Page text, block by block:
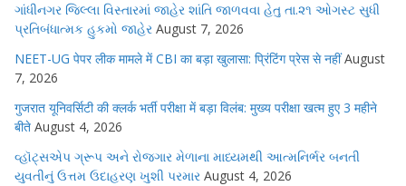
ગાંધીનગર જિલ્લા વિસ્તારમાં જાહેર શાંતિ જાળવવા હેતુ તા.૨૧ ઓગસ્ટ સુધી
પ્રતિબંધાત્મક હુકમો જાહેર August 7, 2026
NEET-UG पेपर लीक मामले में CBI का बड़ा खुलासा: प्रिंटिंग प्रेस से नहीं August
7, 2026
गुजरात यूनिवर्सिटी की क्लर्क भर्ती परीक्षा में बड़ा विलंब: मुख्य परीक्षा खत्म हुए 3 महीने
बीते August 4, 2026
વ્હૉટ્સએપ ગ્રૂપ અને રોજગાર મેળાના માધ્યમથી આત્મનિર્ભર બનતી
યુવતીનું ઉત્તમ ઉદાહરણ ખુશી પરમાર August 4, 2026